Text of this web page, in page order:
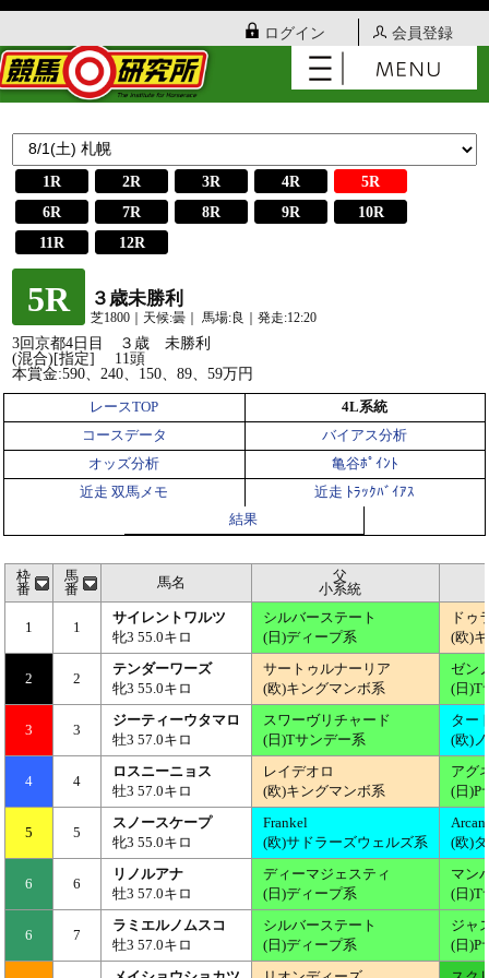
ログイン 会員登録
1R 2R 3R 4R
5R
6R
7R 8R 9R
10R
11R
12R
5R ３歳未勝利
芝1800｜天候:曇｜ 馬場:良｜発走:12:20
3回京都4日目 ３歳 未勝利
(混合)[指定] 11頭
本賞金:590、240、150、89、59万円
レースTOP
4L系統
コースデータ
バイアス分析
オッズ分析
亀谷ﾎﾟｲﾝﾄ
近走 双馬メモ
近走 ﾄﾗｯｸﾊﾞｲｱｽ
結果
枠
番
馬
番
馬名
父
小系統
1 1
サイレントワルツ
牝3 55.0キロ
シルバーステート
(日)ディープ系
ドゥ
(欧)
2 2
テンダーワーズ
牝3 55.0キロ
サートゥルナーリア
(欧)キングマンボ系
ゼン
(日)T
3 3
ジーティーウタマロ
牡3 57.0キロ
スワーヴリチャード
(日)Tサンデー系
ター
(欧)
4 4
ロスニーニョス
牡3 57.0キロ
レイデオロ
(欧)キングマンボ系
アグ
(日)P
5 5
スノースケープ
牝3 55.0キロ
Frankel
(欧)サドラーズウェルズ系
(欧)
6 6
リノルアナ
牡3 57.0キロ
ディーマジェスティ
(日)ディープ系
マン
(日)T
6 7
ラミエルノムスコ
牡3 57.0キロ
シルバーステート
(日)ディープ系
ジャ
(日)P